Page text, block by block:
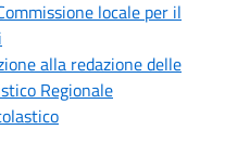
locale per il
alla redazione delle
Regionale